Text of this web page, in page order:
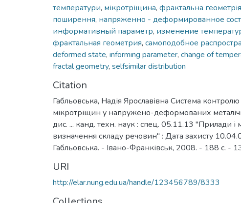
температури, мікротріщина, фрактальна геометрія
поширення, напряженно - деформированное
информативный параметр, изменение
фрактальная геометрия, самоподобное
deformed state, informing parameter, change of
fractal geometry, selfsimilar distribution
Citation
Габльовська, Надія Ярославівна Система
мікротріщин у напружено-деформованих
дис. ... канд. техн. наук : спец. 05.11.13 "Прилади і
визначення складу речовин" : Дата захисту
Габльовська. - Івано-Франківськ, 2008. - 188 с. -
URI
http://elar.nung.edu.ua/handle/123456789/8333